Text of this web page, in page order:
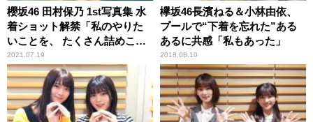
櫻坂46 田村保乃 1st写真集 水
着ショット解禁「私のやりた
いことを、 たくさん詰めこん
でもらいました」
2021.07.19
欅坂46長濱ねる＆小林由依、
プールで“下着を忘れた”ある
あるに共感「私もあった」
2018.08.10